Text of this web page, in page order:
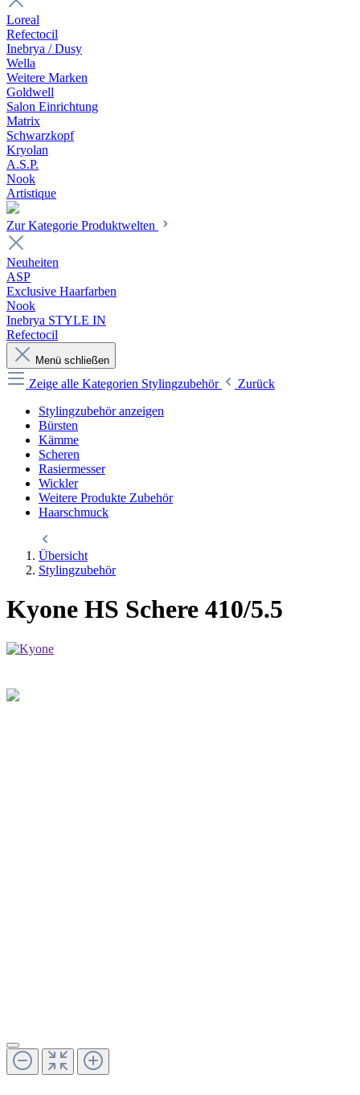
Loreal
Refectocil
Inebrya / Dusy
Wella
Weitere Marken
Goldwell
Salon Einrichtung
Matrix
Schwarzkopf
Kryolan
A.S.P.
Nook
Artistique
Zur Kategorie Produktwelten
Neuheiten
ASP
Exclusive Haarfarben
Nook
Inebrya STYLE IN
Refectocil
Menü schließen
Zeige alle Kategorien Stylingzubehör
Zurück
Stylingzubehör anzeigen
Bürsten
Kämme
Scheren
Rasiermesser
Wickler
Weitere Produkte Zubehör
Haarschmuck
Übersicht
Stylingzubehör
Kyone HS Schere 410/5.5